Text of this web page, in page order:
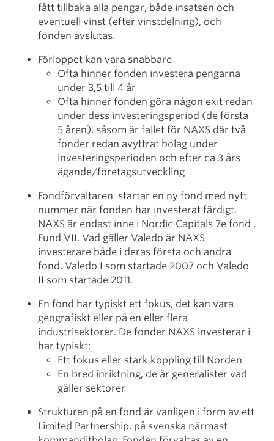
fått tillbaka alla pengar, både insatsen och
eventuell vinst (efter vinstdelning), och
fonden avslutas.
Förloppet kan vara snabbare
Ofta hinner fonden investera pengarna
under 3,5 till 4 år
Ofta hinner fonden göra någon exit redan
under dess investeringsperiod (de första
5 åren), såsom är fallet för NAXS där två
fonder redan avyttrat bolag under
investeringsperioden och efter ca 3 års
ägande/företagsutveckling
Fondförvaltaren startar en ny fond med nytt
nummer när fonden har investerat färdigt.
NAXS är endast inne i Nordic Capitals 7e fond ,
Fund VII. Vad gäller Valedo är NAXS
investerare både i deras första och andra
fond, Valedo I som startade 2007 och Valedo
II som startade 2011.
En fond har typiskt ett fokus, det kan vara
geografiskt eller på en eller flera
industrisektorer. De fonder NAXS investerar i
har typiskt:
Ett fokus eller stark koppling till Norden
En bred inriktning, de är generalister vad
gäller sektorer
Strukturen på en fond är vanligen i form av ett
Limited Partnership, på svenska närmast